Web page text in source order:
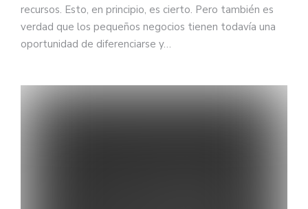
recursos. Esto, en principio, es cierto. Pero también es
verdad que los pequeños negocios tienen todavía una
oportunidad de diferenciarse y…